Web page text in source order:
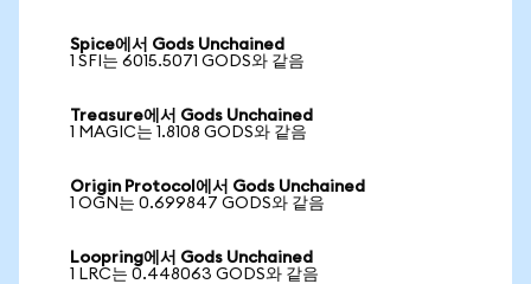
Spice에서 Gods Unchained
1 SFI는 6015.5071 GODS와 같음
Treasure에서 Gods Unchained
1 MAGIC는 1.8108 GODS와 같음
Origin Protocol에서 Gods Unchained
1 OGN는 0.699847 GODS와 같음
Loopring에서 Gods Unchained
1 LRC는 0.448063 GODS와 같음